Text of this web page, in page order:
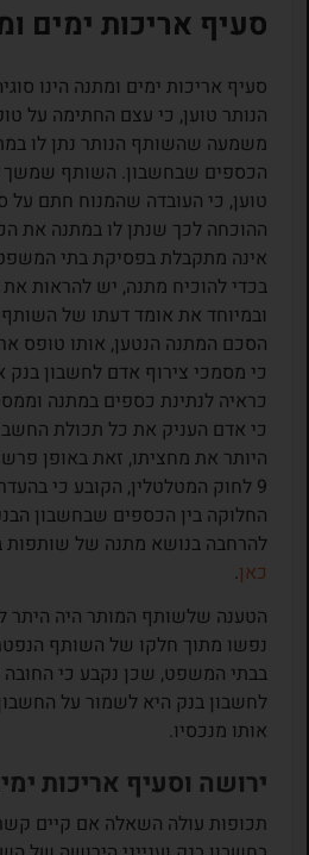
סעיף אריכות ימים
סעיף אריכות ימים ומתנה הינו
הנותר טוען, כי עצם החתימה על
משמעה שהשותף הנותר נתן לו
הכספים שבחשבון. השותף שמשך
טוען, כי העובדה שהמנוח חתם על
ההוכחה לכך שנתן לו במתנה את
אינה מתקבלת בפסיקת בתי
בכדי להוכיח מתנה, יש להראות את
ובמיוחד את אומד דעתו של
הסכם המתנה הנטען, אותו טופס
כי מסמכי צירוף אדם לחשבון בנק
כראיה לנתינת כספים במתנה
כי אדם העניק את כל תכולת
היותר את מחציתו, זאת באופן
9 לחוק המטלטלין, הקובע כי
החלוקה בין הכספים שבחשבון
להרחבה בנושא מתנה של שותפות
כאן.
הטענה שלשותף המותר היה היתר
נפשו מתוך חלקו של השותף
בבתי המשפט, שכן נקבע כי
לחשבון בנק היא לשמור על
אותו מנכסיו.
ירושה וסעיף אריכות
תכופות עולה השאלה אם קיים